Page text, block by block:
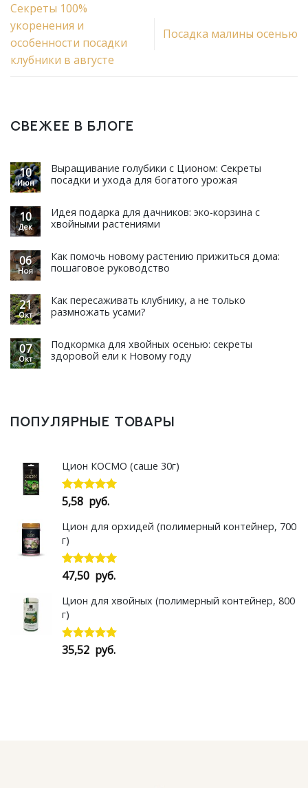
Cекреты 100%
укоренения и
особенности посадки
клубники в августе
Посадка малины осенью
СВЕЖЕЕ В БЛОГЕ
10
Июн
Выращивание голубики с Ционом: Секреты
посадки и ухода для богатого урожая
10
Дек
Идея подарка для дачников: эко-корзина с
хвойными растениями
06
Ноя
Как помочь новому растению прижиться дома:
пошаговое руководство
21
Окт
Как пересаживать клубнику, а не только
размножать усами?
07
Окт
Подкормка для хвойных осенью: секреты
здоровой ели к Новому году
ПОПУЛЯРНЫЕ ТОВАРЫ
Цион КОСМО (саше 30г)
Оценка
из 5
5,58 руб.
Цион для орхидей (полимерный контейнер, 700
г)
Оценка
из 5
47,50 руб.
Цион для хвойных (полимерный контейнер, 800
г)
Оценка
из 5
35,52 руб.